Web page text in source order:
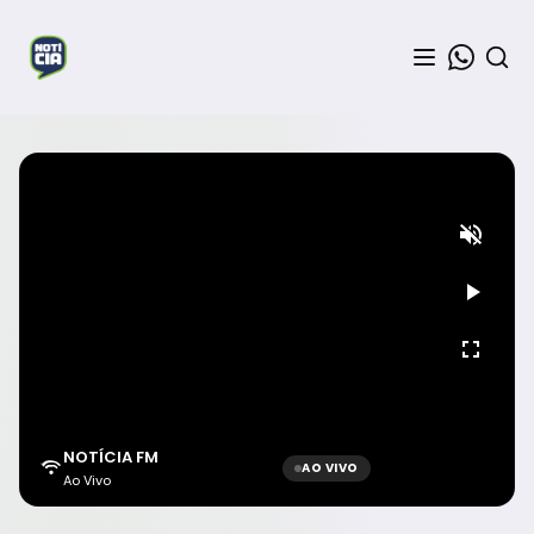
NOTÍCIA FM
Ao Vivo
AO VIVO